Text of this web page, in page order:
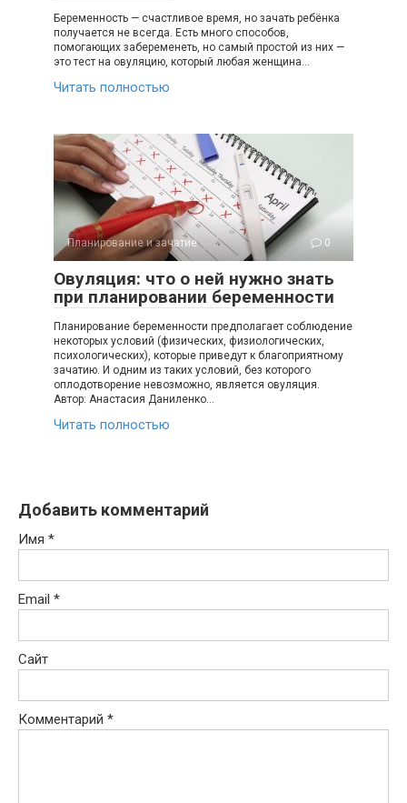
Беременность — счастливое время, но зачать ребёнка
получается не всегда. Есть много способов,
помогающих забеременеть, но самый простой из них —
это тест на овуляцию, который любая женщина…
Читать полностью
Планирование и зачатие 0
Овуляция: что о ней нужно знать
при планировании беременности
Планирование беременности предполагает соблюдение
некоторых условий (физических, физиологических,
психологических), которые приведут к благоприятному
зачатию. И одним из таких условий, без которого
оплодотворение невозможно, является овуляция.
Автор: Анастасия Даниленко…
Читать полностью
Добавить комментарий
Имя *
Email *
Сайт
Комментарий *